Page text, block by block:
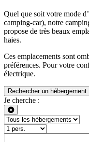
Quel que soit votre mode
camping-car), notre
propose de très beaux
haies.
Ces emplacements sont
préférences. Pour votre
électrique.
Rechercher un hébergement
Je cherche :